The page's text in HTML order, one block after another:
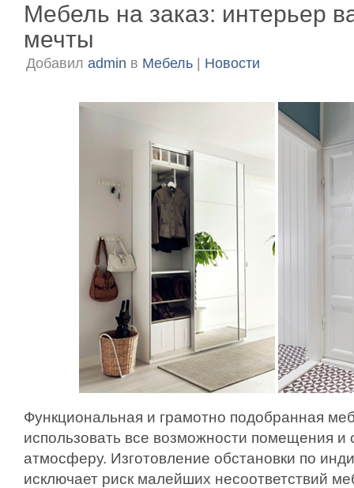
Мебель на заказ: интерьер
мечты
Добавил admin в Мебель Новости
Функциональная и грамотно подобранная
использовать все возможности помещения и
атмосферу. Изготовление обстановки по
исключает риск малейших несоответствий